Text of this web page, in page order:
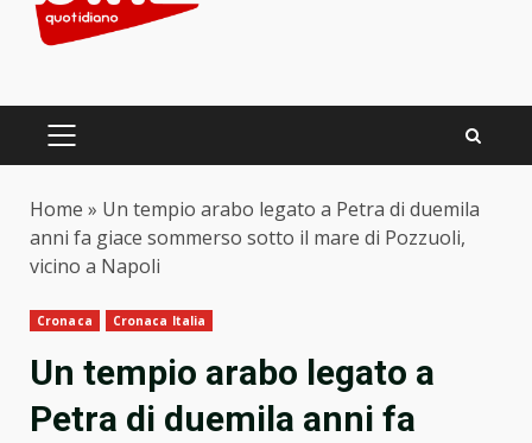
PRIMARY
Home » Un tempio arabo legato a Petra di duemila
anni fa giace sommerso sotto il mare di Pozzuoli,
vicino a Napoli
Cronaca Cronaca Italia
Un tempio arabo legato a
Petra di duemila anni fa